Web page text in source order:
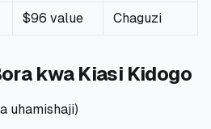
$96 value Chaguzi
kwa Kiasi Kidogo
uhamishaji)